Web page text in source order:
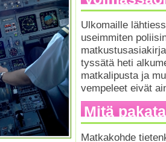
Ulkomaille
useimmiten
tyssätä heti
matkalipusta ja
vempeleet eivät
Mitä
Matkakohde